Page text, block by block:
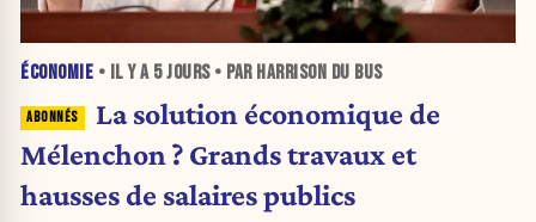
ÉCONOMIE • IL Y A 5 JOURS• PAR HARRISON DU BUS
La solution économique de
Mélenchon ? Grands travaux et
hausses de salaires publics